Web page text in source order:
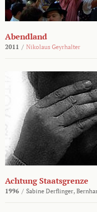
Abendland
2011 / Nikolaus Geyrhalter
Achtung Staatsgrenze
1996 / Sabine Derflinger,